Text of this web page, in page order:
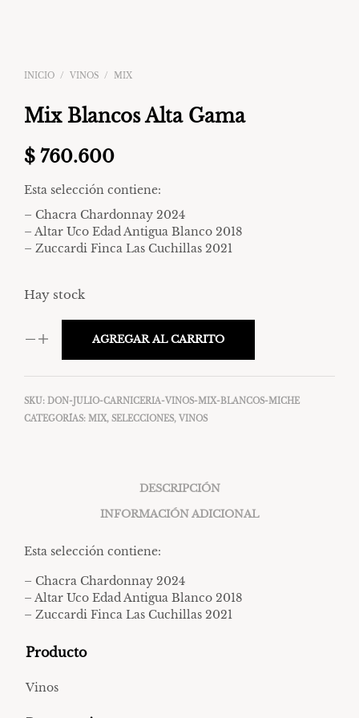
INICIO / VINOS / MIX
Mix Blancos Alta Gama
$ 760.600
Esta selección contiene:
– Chacra Chardonnay 2024
– Altar Uco Edad Antigua Blanco 2018
– Zuccardi Finca Las Cuchillas 2021
Hay stock
AGREGAR AL CARRITO
SKU: DON-JULIO-CARNICERIA-VINOS-MIX-BLANCOS-MICHE
CATEGORÍAS: MIX, SELECCIONES, VINOS
DESCRIPCIÓN
INFORMACIÓN ADICIONAL
Esta selección contiene:
– Chacra Chardonnay 2024
– Altar Uco Edad Antigua Blanco 2018
– Zuccardi Finca Las Cuchillas 2021
Producto
Vinos